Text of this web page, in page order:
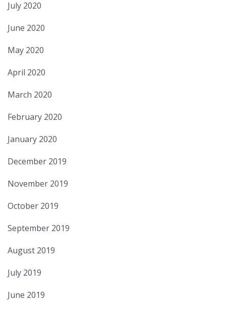
July 2020
June 2020
May 2020
April 2020
March 2020
February 2020
January 2020
December 2019
November 2019
October 2019
September 2019
August 2019
July 2019
June 2019